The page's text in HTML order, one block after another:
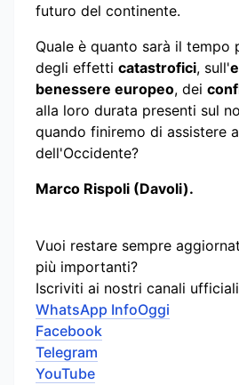
futuro del continente.
Quale è quanto sarà il tempo
degli effetti catastrofici, sull'
benessere europeo, dei
alla loro durata presenti sul
quando finiremo di assistere
dell'Occidente?
Marco Rispoli (Davoli).
Vuoi restare sempre
più importanti?
Iscriviti ai nostri canali
WhatsApp InfoOggi
Facebook
Telegram
YouTube